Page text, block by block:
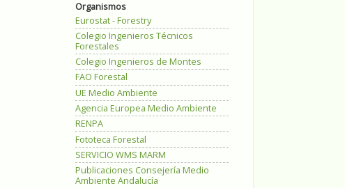
Organismos
Eurostat - Forestry
Colegio Ingenieros Técnicos
Forestales
Colegio Ingenieros de Montes
FAO Forestal
UE Medio Ambiente
Agencia Europea Medio Ambiente
RENPA
Fototeca Forestal
SERVICIO WMS MARM
Publicaciones Consejería Medio
Ambiente Andalucía